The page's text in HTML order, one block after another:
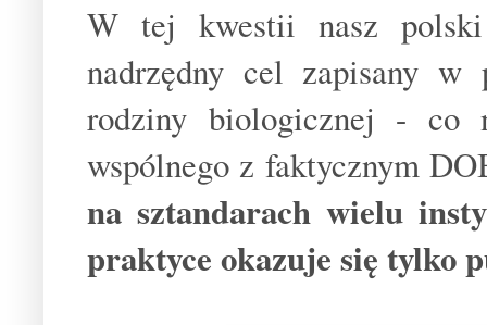
W tej kwestii nasz
nadrzędny cel zapisany w
rodziny biologicznej - co
wspólnego z faktycznym
na sztandarach wielu
praktyce okazuje się tylko